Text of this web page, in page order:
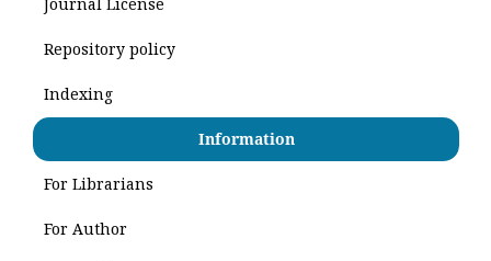
Repository policy
Indexing
Information
For Librarians
For Author